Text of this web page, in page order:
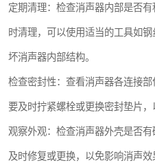
定期清理：检查消声器内部是否
时清理，可以使用适当的工具如
坏消声器内部结构。
检查密封性：查看消声器各连接部
要及时拧紧螺栓或更换密封垫片，
观察外观：检查消声器外壳是否
及时修复或更换，以免影响消声效